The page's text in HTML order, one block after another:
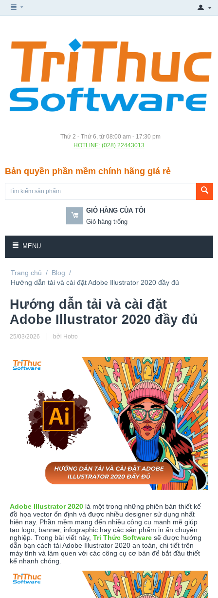
Thứ 2 - Thứ 6, từ 08:00 am - 17:30 pm
HOTLINE: (028) 22443013
Bản quyền phần mềm chính hãng giá rẻ
GIỎ HÀNG CỦA TÔI
Giỏ hàng trống
MENU
Trang chủ / Blog /
Hướng dẫn tải và cài đặt Adobe Illustrator 2020 đầy đủ
Hướng dẫn tải và cài đặt
Adobe Illustrator 2020 đầy đủ
25/03/2026 bởi Hotro
Adobe Illustrator 2020 là một trong những phiên bản thiết kế
đồ họa vector ổn định và được nhiều designer sử dụng nhất
hiện nay. Phần mềm mang đến nhiều công cụ mạnh mẽ giúp
tạo logo, banner, infographic hay các sản phẩm in ấn chuyên
nghiệp. Trong bài viết này, Tri Thức Software sẽ được hướng
dẫn bạn cách tải Adobe Illustrator 2020 an toàn, chi tiết trên
máy tính và làm quen với các công cụ cơ bản để bắt đầu thiết
kế nhanh chóng.